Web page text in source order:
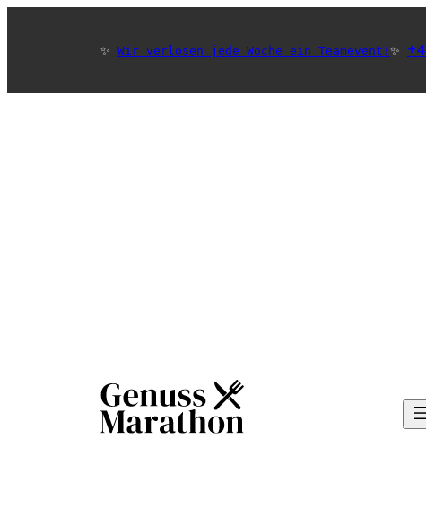
✨ Wir verlosen jede Woche ein Teamevent! ✨